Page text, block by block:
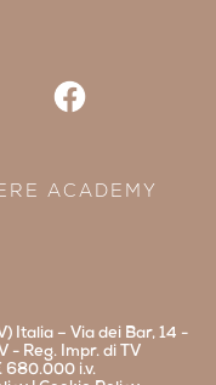
ACADEMY
Italia – Via dei Bar, 14 -
- Reg. Impr. di TV
680.000 i.v.